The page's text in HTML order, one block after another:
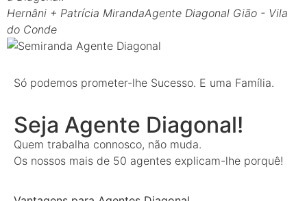
Hernâni + Patrícia MirandaAgente Diagonal Gião - Vila
do Conde
Só podemos prometer-lhe Sucesso. E uma Família.
Seja Agente Diagonal!
Quem trabalha connosco, não muda.
Os nossos mais de 50 agentes explicam-lhe porquê!